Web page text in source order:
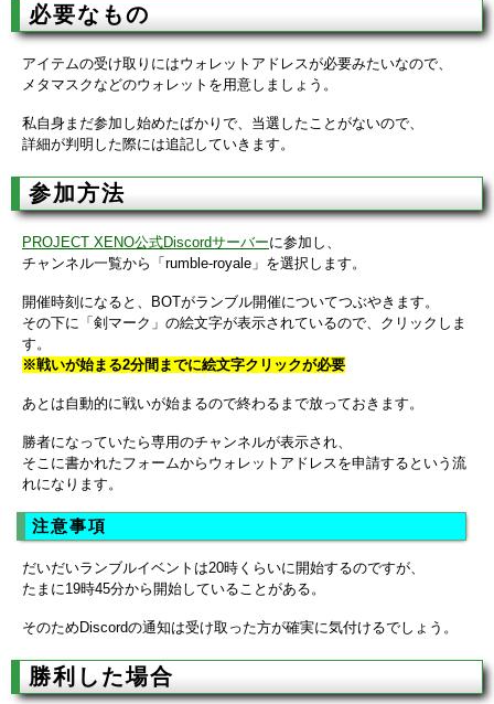
必要なもの
アイテムの受け取りにはウォレットアドレスが必要みたいなので、
メタマスクなどのウォレットを用意しましょう。
私自身まだ参加し始めたばかりで、当選したことがないので、
詳細が判明した際には追記していきます。
参加方法
PROJECT XENO公式Discordサーバーに参加し、
チャンネル一覧から「rumble-royale」を選択します。
開催時刻になると、BOTがランブル開催についてつぶやきます。
その下に「剣マーク」の絵文字が表示されているので、クリックしま
す。
※戦いが始まる2分間までに絵文字クリックが必要
あとは自動的に戦いが始まるので終わるまで放っておきます。
勝者になっていたら専用のチャンネルが表示され、
そこに書かれたフォームからウォレットアドレスを申請するという流
れになります。
注意事項
だいだいランブルイベントは20時くらいに開始するのですが、
たまに19時45分から開始していることがある。
そのためDiscordの通知は受け取った方が確実に気付けるでしょう。
勝利した場合